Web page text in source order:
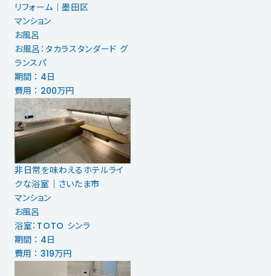
リフォーム｜墨田区
マンション
お風呂
お風呂：タカラスタンダード グ
ランスパ
期間 ： 4日
費用 ： 200万円
非日常を味わえるホテルライ
クな浴室｜さいたま市
マンション
お風呂
浴室：TOTO シンラ
期間 ： 4日
費用 ： 319万円